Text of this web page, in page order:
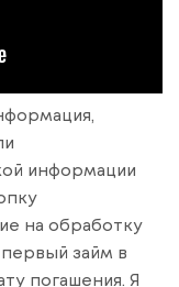
информации
на обработку
займ в
погашения. Я